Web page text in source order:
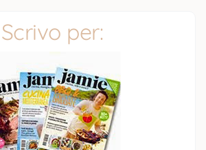
Scrivo per: